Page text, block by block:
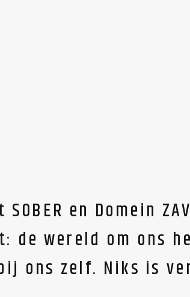
SOBER en Domein
de wereld om ons
ons zelf. Niks is